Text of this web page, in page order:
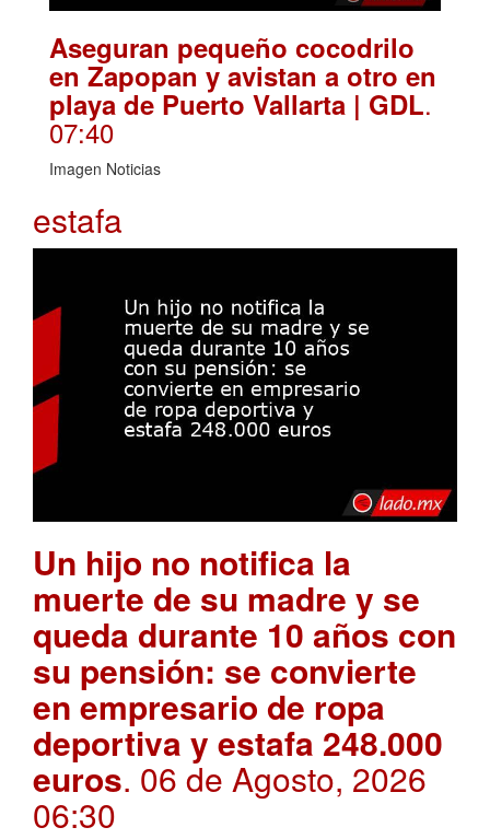
Aseguran pequeño cocodrilo
en Zapopan y avistan a otro en
playa de Puerto Vallarta | GDL.
07:40
Imagen Noticias
estafa
Un hijo no notifica la
muerte de su madre y se
queda durante 10 años con
su pensión: se convierte
en empresario de ropa
deportiva y estafa 248.000
euros. 06 de Agosto, 2026
06:30